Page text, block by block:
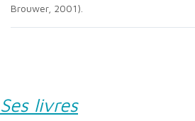
Brouwer, 2001).
Ses livres